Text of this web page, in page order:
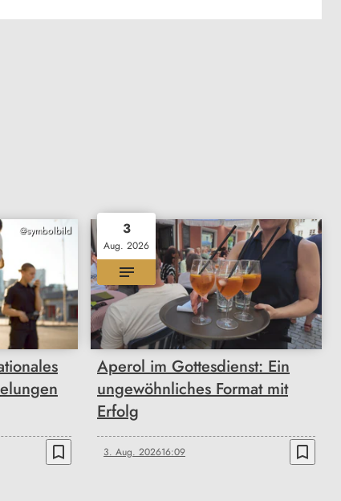
@symbolbild
bookmark_border
3
Aug. 2026
Aperol im Gottesdienst: Ein
ungewöhnliches Format mit
Erfolg
3. Aug. 202616:09 bookmark_border